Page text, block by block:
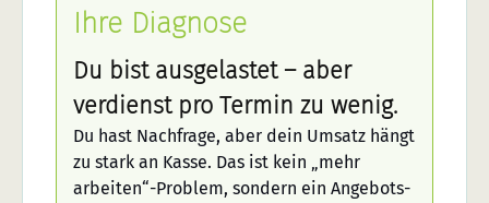
Ihre Diagnose
Du bist ausgelastet – aber
verdienst pro Termin zu wenig.
Du hast Nachfrage, aber dein Umsatz hängt
zu stark an Kasse. Das ist kein „mehr
arbeiten“-Problem, sondern ein Angebots-